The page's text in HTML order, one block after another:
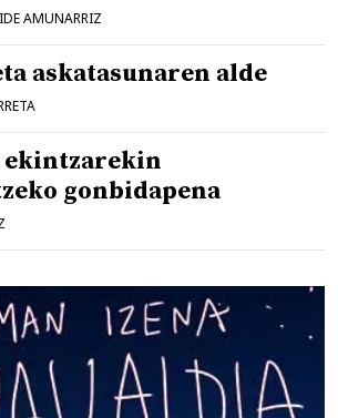
AMUNARRIZ
askatasunaren alde
ekintzarekin
gonbidapena